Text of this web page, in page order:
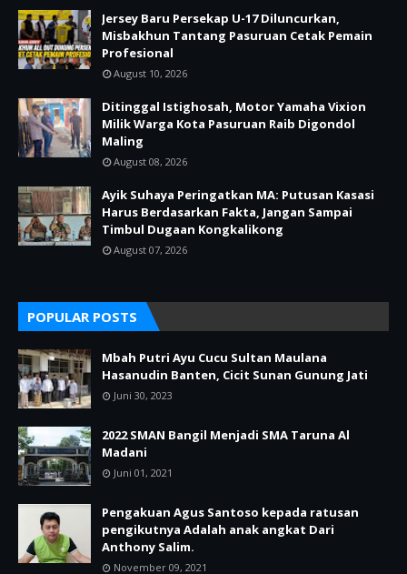
Jersey Baru Persekap U-17 Diluncurkan,
Misbakhun Tantang Pasuruan Cetak Pemain
Profesional
August 10, 2026
Ditinggal Istighosah, Motor Yamaha Vixion
Milik Warga Kota Pasuruan Raib Digondol
Maling
August 08, 2026
Ayik Suhaya Peringatkan MA: Putusan Kasasi
Harus Berdasarkan Fakta, Jangan Sampai
Timbul Dugaan Kongkalikong
August 07, 2026
POPULAR POSTS
Mbah Putri Ayu Cucu Sultan Maulana
Hasanudin Banten, Cicit Sunan Gunung Jati
Juni 30, 2023
2022 SMAN Bangil Menjadi SMA Taruna Al
Madani
Juni 01, 2021
Pengakuan Agus Santoso kepada ratusan
pengikutnya Adalah anak angkat Dari
Anthony Salim.
November 09, 2021